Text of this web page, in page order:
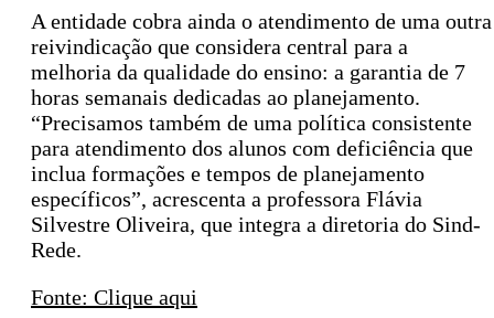
A entidade cobra ainda o atendimento de uma outra
reivindicação que considera central para a
melhoria da qualidade do ensino: a garantia de 7
horas semanais dedicadas ao planejamento.
“Precisamos também de uma política consistente
para atendimento dos alunos com deficiência que
inclua formações e tempos de planejamento
específicos”, acrescenta a professora Flávia
Silvestre Oliveira, que integra a diretoria do Sind-
Rede.
Fonte: Clique aqui